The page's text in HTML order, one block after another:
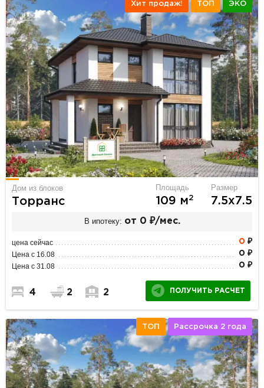
Хит продаж! ТОП ЭКО
Дом из блоков
Торранс
Площадь
109 м2
Размер
7.5х7.5
В ипотеку: от 0 ₽/мес.
цена сейчас 0 ₽
Цена с 16.08 0 ₽
Цена с 31.08 0 ₽
4 2 2 ПОЛУЧИТЬ РАСЧЕТ
ТОП Рассрочка 2 года